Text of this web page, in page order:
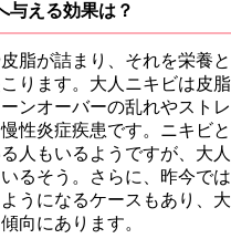
与える効果は？
脂が詰まり、それを栄養と
ります。大人ニキビは皮脂
ンオーバーの乱れやストレ
性炎症疾患です。ニキビと
人もいるようですが、大人
るそう。さらに、昨今では
うになるケースもあり、大
向にあります。